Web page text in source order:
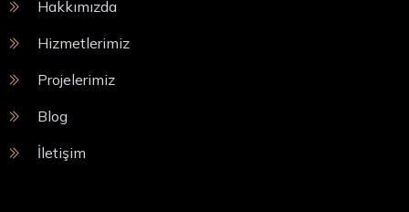
Hakkımızda
Hizmetlerimiz
Projelerimiz
Blog
İletişim